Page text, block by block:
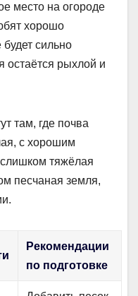
место на огороде
хорошо
сильно
остаётся рыхлой и
там, где почва
с хорошим
тяжёлая
песчаная земля,
Рекомендации
по подготовке